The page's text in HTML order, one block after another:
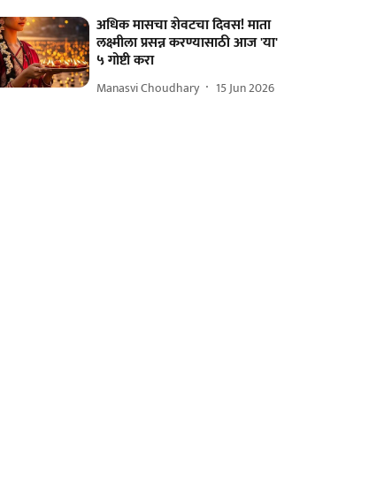
अधिक मासचा शेवटचा दिवस! माता
लक्ष्मीला प्रसन्न करण्यासाठी आज 'या'
५ गोष्टी करा
Manasvi Choudhary 15 Jun 2026